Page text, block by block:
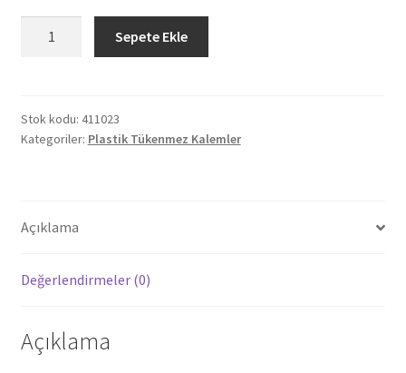
TÜKENMEZ
KALEM
Sepete Ekle
Stok kodu: 411023
Kategoriler: Plastik Tükenmez Kalemler
Açıklama
Değerlendirmeler (0)
Açıklama